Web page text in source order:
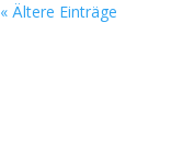
« Ältere Einträge